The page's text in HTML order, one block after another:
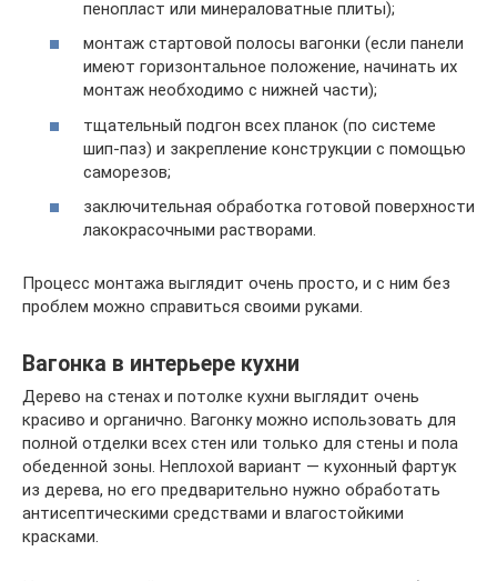
пенопласт или минераловатные плиты);
монтаж стартовой полосы вагонки (если панели
имеют горизонтальное положение, начинать их
монтаж необходимо с нижней части);
тщательный подгон всех планок (по системе
шип-паз) и закрепление конструкции с помощью
саморезов;
заключительная обработка готовой поверхности
лакокрасочными растворами.
Процесс монтажа выглядит очень просто, и с ним без
проблем можно справиться своими руками.
Вагонка в интерьере кухни
Дерево на стенах и потолке кухни выглядит очень
красиво и органично. Вагонку можно использовать для
полной отделки всех стен или только для стены и пола
обеденной зоны. Неплохой вариант — кухонный фартук
из дерева, но его предварительно нужно обработать
антисептическими средствами и влагостойкими
красками.